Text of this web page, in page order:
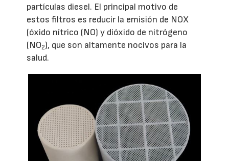
partículas diesel. El principal motivo de
estos filtros es reducir la emisión de NOX
(óxido nítrico (NO) y dióxido de nitrógeno
(NO2), que son altamente nocivos para la
salud.